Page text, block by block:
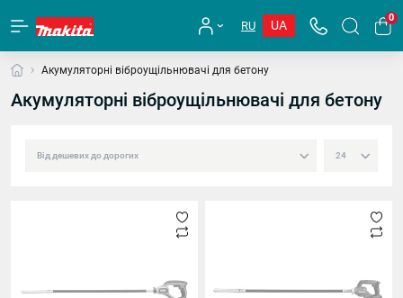
RU UA
0
Акумуляторні віброущільнювачі для бетону
Акумуляторні віброущільнювачі для бетону